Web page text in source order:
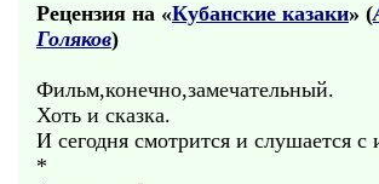
Рецензия на «Кубанские казаки» (
Голяков)
Фильм,конечно,замечательный.
Хоть и сказка.
И сегодня смотрится и слушается с
*